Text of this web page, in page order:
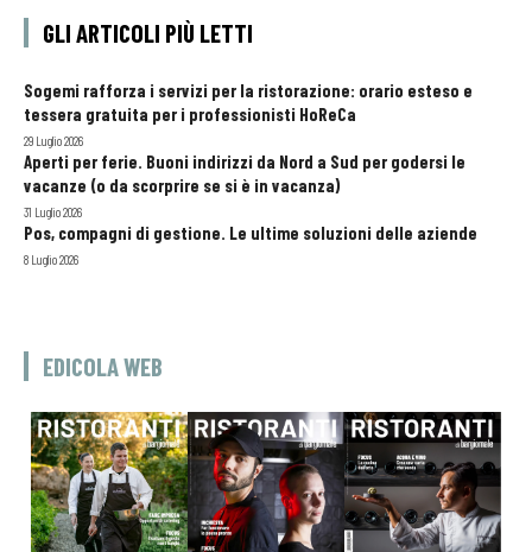
GLI ARTICOLI PIÙ LETTI
Sogemi rafforza i servizi per la ristorazione: orario esteso e
tessera gratuita per i professionisti HoReCa
29 Luglio 2026
Aperti per ferie. Buoni indirizzi da Nord a Sud per godersi le
vacanze (o da scorprire se si è in vacanza)
31 Luglio 2026
Pos, compagni di gestione. Le ultime soluzioni delle aziende
8 Luglio 2026
EDICOLA WEB